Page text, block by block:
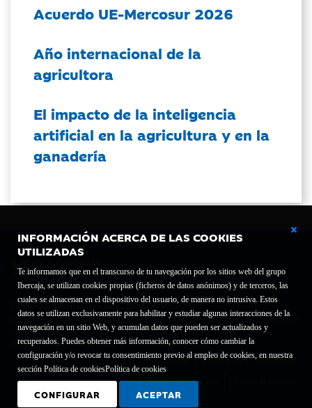
INFORMACIÓN ACERCA DE LAS COOKIES
UTILIZADAS
Te informamos que en el transcurso de tu navegación por los sitios web del grupo
Ibercaja, se utilizan cookies propias (ficheros de datos anónimos) y de terceros, las
cuales se almacenan en el dispositivo del usuario, de manera no intrusiva. Estos
datos se utilizan exclusivamente para habilitar y estudiar algunas interacciones de la
navegación en un sitio Web, y acumulan datos que pueden ser actualizados y
recuperados. Puedes obtener más información, conocer cómo cambiar la
configuración y/o revocar tu consentimiento previo al empleo de cookies, en nuestra
sección Política de cookiesPolítica de cookies
CONFIGURAR ACEPTAR
Acuerdo UE-Mercosur 2026
Año internacional de la
agricultora
El impacto de la inteligencia
artificial en la agricultura y en la
ganadería
Fundación Bancaria Ibercaja C.I.F. G-50000652.
Inscrita en el Registro de Fundaciones del Mº de Educación, Cultura y Deporte con el nº
1689.
Domicilio social: Joaquín Costa, 13. 50001 Zaragoza.
Contacto
Declaración de accesibilidad
Aviso legal Política de privacidad